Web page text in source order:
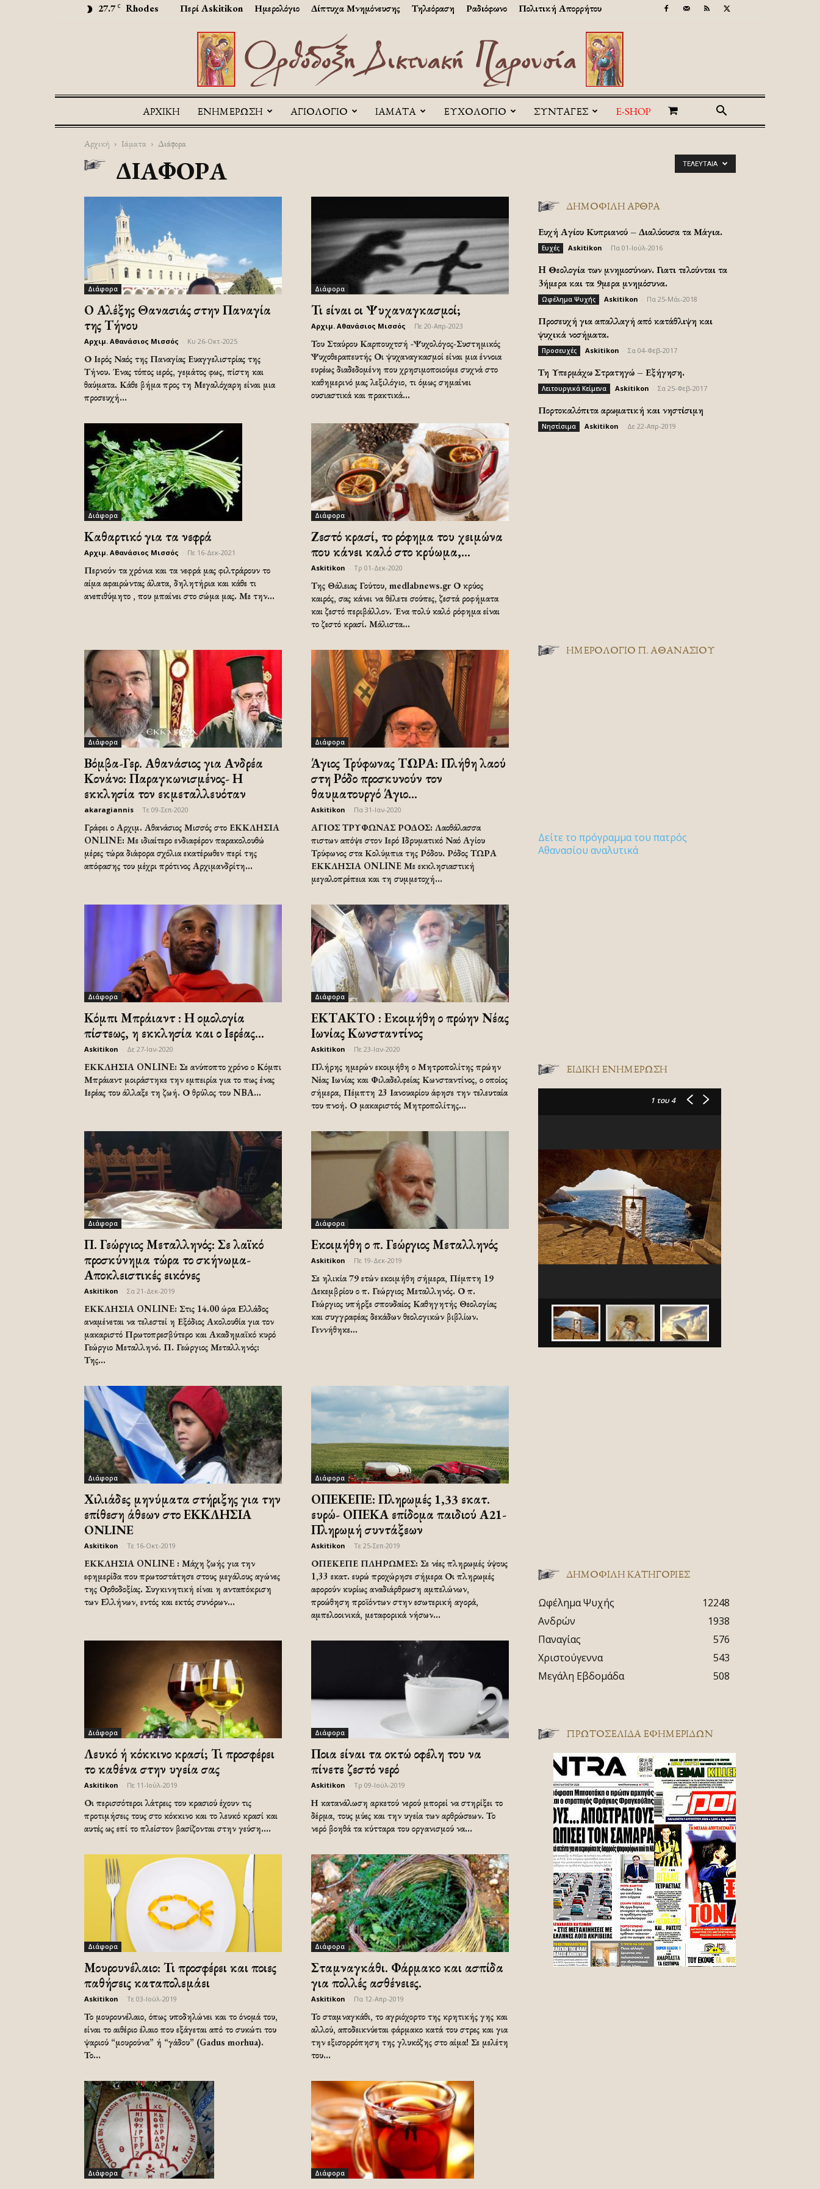
27.7 C Rhodes Περί Askitikon Ημερολόγιο Δίπτυχα Μνημόνευσης Τηλεόραση Ραδιόφωνο Πολιτική Απορρήτου
Askitikon
ΑΡΧΙΚΉ ΕΝΗΜΕΡΩΣΗ ΑΓΙΟΛΟΓΙΟ ΙΑΜΑΤΑ ΕΥΧΟΛΟΓΙΟ ΣΥΝΤΑΓΕΣ E-SHOP
Αρχική Ιάματα Διάφορα
ΔΙΆΦΟΡΑ ΤΕΛΕΥΤΑΊΑ
Διάφορα
Ο Αλέξης Θανασιάς στην Παναγία
της Τήνου
Αρχιμ. Αθανάσιος Μισσός Κυ 26-Οκτ-2025
Ο Ιερός Ναός της Παναγίας Ευαγγελιστρίας της
Τήνου. Ένας τόπος ιερός, γεμάτος φως, πίστη και
θαύματα. Κάθε βήμα προς τη Μεγαλόχαρη είναι μια
προσευχή...
Διάφορα
Τι είναι οι Ψυχαναγκασμοί;
Αρχιμ. Αθανάσιος Μισσός Πε 20-Απρ-2023
Του Σταύρου Καρπουχτσή -Ψυχολόγος-Συστημικός
Ψυχοθεραπευτής Οι ψυχαναγκασμοί είναι μια έννοια
ευρέως διαδεδομένη που χρησιμοποιούμε συχνά στο
καθημερινό μας λεξιλόγιο, τι όμως σημαίνει
ουσιαστικά και πρακτικά...
Διάφορα
Καθαρτικό για τα νεφρά
Αρχιμ. Αθανάσιος Μισσός Πε 16-Δεκ-2021
Περνούν τα χρόνια και τα νεφρά μας φιλτράρουν το
αίμα αφαιρώντας άλατα, δηλητήρια και κάθε τι
ανεπιθύμητο , που μπαίνει στο σώμα μας. Με την...
Διάφορα
Ζεστό κρασί, το ρόφημα του χειμώνα
που κάνει καλό στο κρύωμα,...
Askitikon Τρ 01-Δεκ-2020
Της Θάλειας Γούτου, medlabnews.gr Ο κρύος
καιρός, σας κάνει να θέλετε σούπες, ζεστά ροφήματα
και ζεστό περιβάλλον. Ένα πολύ καλό ρόφημα είναι
το ζεστό κρασί. Μάλιστα...
Διάφορα
Βόμβα-Γερ. Αθανάσιος για Ανδρέα
Κονάνο: Παραγκωνισμένος- Η
εκκλησία τον εκμεταλλευόταν
akaragiannis Τε 09-Σεπ-2020
Γράφει ο Αρχιμ. Αθανάσιος Μισσός στο ΕΚΚΛΗΣΙΑ
ONLINE: Με ιδιαίτερο ενδιαφέρον παρακολουθώ
μέρες τώρα διάφορα σχόλια εκατέρωθεν περί της
απόφασης του μέχρι πρότινος Αρχιμανδρίτη...
Διάφορα
Άγιος Τρύφωνας ΤΩΡΑ: Πλήθη λαού
στη Ρόδο προσκυνούν τον
θαυματουργό Άγιο...
Askitikon Πα 31-Ιαν-2020
ΑΓΙΟΣ ΤΡΥΦΩΝΑΣ ΡΟΔΟΣ: Λαοθάλασσα
πιστων απόψε στον Ιερό Ιδρυματικό Ναό Αγίου
Τρύφωνος στα Κολύμπια της Ρόδου. Ρόδος ΤΩΡΑ
ΕΚΚΛΗΣΙΑ ONLINE Με εκκλησιαστική
μεγαλοπρέπεια και τη συμμετοχή...
Διάφορα
Κόμπι Μπράιαντ : Η ομολογία
πίστεως, η εκκλησία και ο Ιερέας...
Askitikon Δε 27-Ιαν-2020
ΕΚΚΛΗΣΙΑ ONLINE: Σε ανύποπτο χρόνο ο Κόμπι
Μπράιαντ μοιράστηκε την εμπειρία για το πως ένας
Ιερέας του άλλαξε τη ζωή. Ο θρύλος του NBA...
Διάφορα
ΕΚΤΑΚΤΟ : Εκοιμήθη ο πρώην Νέας
Ιωνίας Κωνσταντίνος
Askitikon Πε 23-Ιαν-2020
Πλήρης ημερών εκοιμήθη ο Μητροπολίτης πρώην
Νέας Ιωνίας και Φιλαδελφείας Κωνσταντίνος, ο οποίος
σήμερα, Πέμπτη 23 Ιανουαρίου άφησε την τελευταία
του πνοή. Ο μακαριστός Μητροπολίτης...
Διάφορα
Π. Γεώργιος Μεταλληνός: Σε λαϊκό
προσκύνημα τώρα το σκήνωμα-
Αποκλειστικές εικόνες
Askitikon Σα 21-Δεκ-2019
ΕΚΚΛΗΣΙΑ ONLINE: Στις 14.00 ώρα Ελλάδος
αναμένεται να τελεστεί η Εξόδιος Ακολουθία για τον
μακαριστό Πρωτοπρεσβύτερο και Ακαδημαϊκό κυρό
Γεώργιο Μεταλληνό. Π. Γεώργιος Μεταλληνός:
Της...
Διάφορα
Εκοιμήθη ο π. Γεώργιος Μεταλληνός
Askitikon Πε 19-Δεκ-2019
Σε ηλικία 79 ετών εκοιμήθη σήμερα, Πέμπτη 19
Δεκεμβρίου ο π. Γεώργιος Μεταλληνός. Ο π.
Γεώργιος υπήρξε σπουδαίος Καθηγητής Θεολογίας
και συγγραφέας δεκάδων θεολογικών βιβλίων.
Γεννήθηκε...
Διάφορα
Χιλιάδες μηνύματα στήριξης για την
επίθεση άθεων στο ΕΚΚΛΗΣΙΑ
ONLINE
Askitikon Τε 16-Οκτ-2019
ΕΚΚΛΗΣΙΑ ONLINE : Μάχη ζωής για την
εφημερίδα που πρωτοστάτησε στους μεγάλους αγώνες
της Ορθοδοξίας. Συγκινητική είναι η ανταπόκριση
των Ελλήνων, εντός και εκτός συνόρων...
Διάφορα
ΟΠΕΚΕΠΕ: Πληρωμές 1,33 εκατ.
ευρώ- ΟΠΕΚΑ επίδομα παιδιού Α21-
Πληρωμή συντάξεων
Askitikon Τε 25-Σεπ-2019
ΟΠΕΚΕΠΕ ΠΛΗΡΩΜΕΣ: Σε νέες πληρωμές ύψους
1,33 εκατ. ευρώ προχώρησε σήμερα Οι πληρωμές
αφορούν κυρίως αναδιάρθρωση αμπελώνων,
προώθηση προϊόντων στην εσωτερική αγορά,
αμπελοοινικά, μεταφορικά νήσων...
Διάφορα
Λευκό ή κόκκινο κρασί; Τι προσφέρει
το καθένα στην υγεία σας
Askitikon Πε 11-Ιούλ-2019
Οι περισσότεροι λάτρεις του κρασιού έχουν τις
προτιμήσεις τους στο κόκκινο και το λευκό κρασί και
αυτές ως επί το πλείστον βασίζονται στην γεύση....
Διάφορα
Ποια είναι τα οκτώ οφέλη του να
πίνετε ζεστό νερό
Askitikon Τρ 09-Ιούλ-2019
Η κατανάλωση αρκετού νερού μπορεί να στηρίξει το
δέρμα, τους μύες και την υγεία των αρθρώσεων. Το
νερό βοηθά τα κύτταρα του οργανισμού να...
Διάφορα
Μουρουνέλαιο: Τι προσφέρει και ποιες
παθήσεις καταπολεμάει
Askitikon Τε 03-Ιούλ-2019
Το μουρουνέλαιο, όπως υποδηλώνει και το όνομά του,
είναι το αιθέριο έλαιο που εξάγεται από το συκώτι του
ψαριού “μουρούνα” ή “γάδου” (Gadus morhua).
Το...
Διάφορα
Σταμναγκάθι. Φάρμακο και ασπίδα
για πολλές ασθένειες.
Askitikon Πα 12-Απρ-2019
Το σταμναγκάθι, το αγριόχορτο της κρητικής γης και
αλλού, αποδεικνύεται φάρμακο κατά του στρες και για
την εξισορρόπηση της γλυκόζης στο αίμα! Σε μελέτη
του...
Διάφορα Διάφορα
ΔΗΜΟΦΙΛΗ ΑΡΘΡΑ
Ευχή Αγίου Κυπριανού – Διαλύουσα τα Μάγια.
Ευχές Askitikon Πα 01-Ιούλ-2016
H Θεολογία των μνημοσύνων. Γιατι τελούνται τα
3ήμερα και τα 9μερα μνημόσυνα.
Ωφέλημα Ψυχής Askitikon Πα 25-Μάι-2018
Προσευχή για απαλλαγή από κατάθλιψη και
ψυχικά νοσήματα.
Προσευχές Askitikon Σα 04-Φεβ-2017
Τη Υπερμάχω Στρατηγώ – Εξήγηση.
Λειτουργικά Κείμενα Askitikon Σα 25-Φεβ-2017
Πορτοκαλόπιτα αρωματική και νηστίσιμη
Νηστίσιμα Askitikon Δε 22-Απρ-2019
ΗΜΕΡΟΛΟΓΙΟ Π. ΑΘΑΝΑΣΙΟΥ
Δείτε το πρόγραμμα του πατρός
Αθανασίου αναλυτικά
ΕΙΔΙΚΉ ΕΝΗΜΈΡΩΣΗ
1 του 4
ΔΗΜΟΦΙΛΗ ΚΑΤΗΓΟΡΙΕΣ
Ωφέλημα Ψυχής
12248
Ανδρών
1938
Παναγίας
576
Χριστούγεννα
543
Μεγάλη Εβδομάδα
508
ΠΡΩΤΟΣΈΛΙΔΑ ΕΦΗΜΕΡΊΔΩΝ